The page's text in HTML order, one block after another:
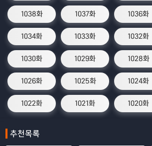
1038화 1037화 1036화
1034화 1033화 1032화
1030화 1029화 1028화
1026화 1025화 1024화
1022화 1021화 1020화
추천목록